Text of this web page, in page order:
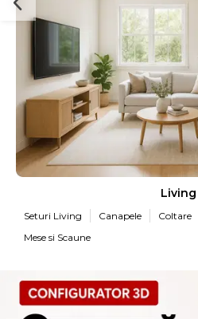
Living
Seturi Living Canapele Coltare
Mese si Scaune